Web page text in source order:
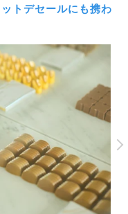
トデセールにも携わ